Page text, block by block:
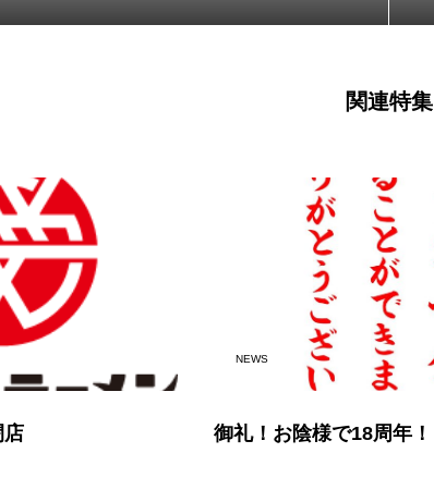
関連特集
店
NEWS
御礼！お陰様で18周年！